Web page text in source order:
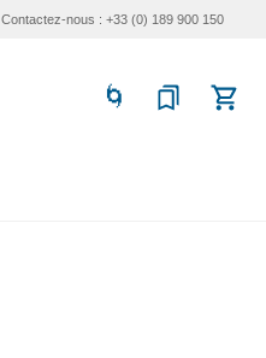
Contactez-nous : +33 (0) 189 900 150